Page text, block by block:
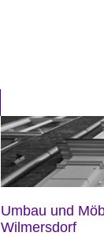
Umbau und
Wilmersdorf